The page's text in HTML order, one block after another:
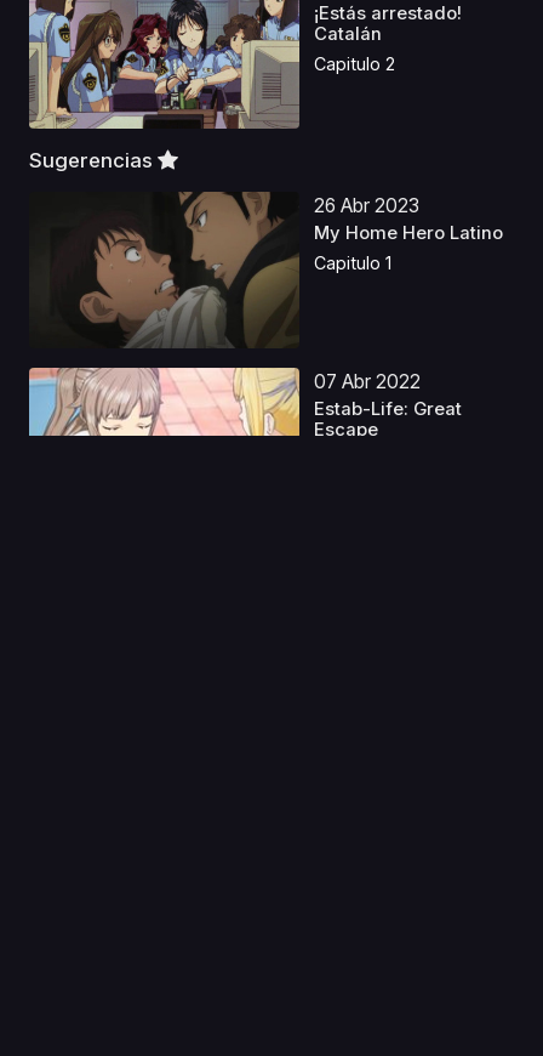
¡Estás arrestado!
Catalán
Capitulo 2
Sugerencias
26 Abr 2023
My Home Hero Latino
Capitulo 1
07 Abr 2022
Estab-Life: Great
Escape